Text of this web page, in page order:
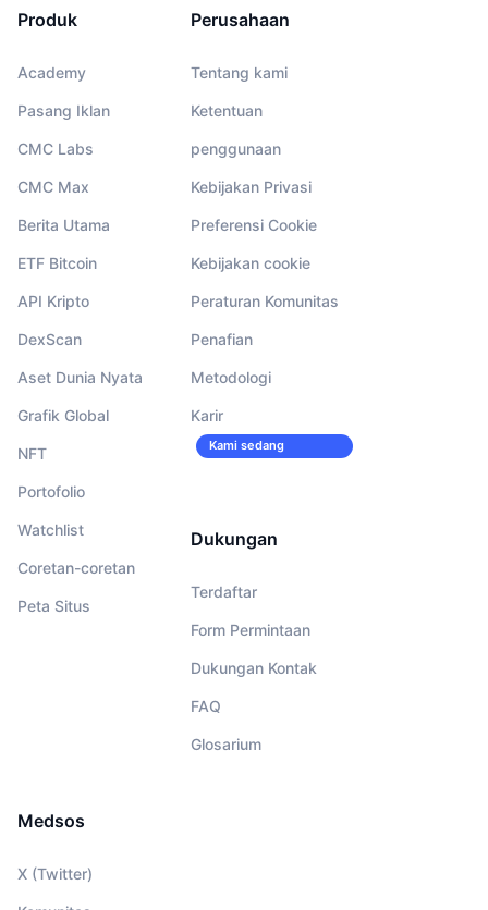
Produk
Academy
Pasang Iklan
CMC Labs
CMC Max
Berita Utama
ETF Bitcoin
API Kripto
DexScan
Aset Dunia Nyata
Grafik Global
NFT
Portofolio
Watchlist
Coretan-coretan
Peta Situs
Perusahaan
Tentang kami
Ketentuan
penggunaan
Kebijakan Privasi
Preferensi Cookie
Kebijakan cookie
Peraturan Komunitas
Penafian
Metodologi
Karir
Kami sedang
merekrut!
Dukungan
Terdaftar
Form Permintaan
Dukungan Kontak
FAQ
Glosarium
Medsos
X (Twitter)